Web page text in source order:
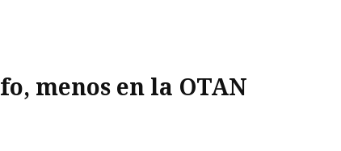
menos en la OTAN